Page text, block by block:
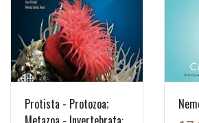
Protista - Protozoa;